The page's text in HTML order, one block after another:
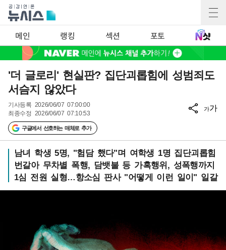
메인 랭킹 섹션 포토
'더 글로리' 현실판? 집단괴롭힘에 성범죄도
서슴지 않았다
기사등록 2026/06/07 07:00:00
최종수정 2026/06/07 07:10:53
구글에서 선호하는 매체로 추가
가가
남녀 학생 5명, "험담 했다"며 여학생 1명 집단괴롭힘
번갈아 무차별 폭행, 담뱃불 등 가혹행위, 성폭행까지
1심 전원 실형…항소심 판사 "어떻게 이런 일이" 일갈